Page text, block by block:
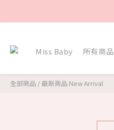
Miss Baby 所有商品
全部商品 /最新商品 New Arrival